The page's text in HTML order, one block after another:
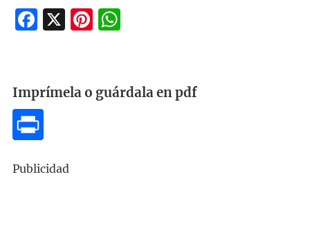
Facebook
X Pinterest
WhatsApp
Imprímela o guárdala en pdf
Publicidad